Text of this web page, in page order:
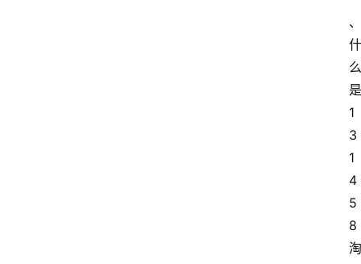
、
什
么
是
1
3
1
4
5
8
淘